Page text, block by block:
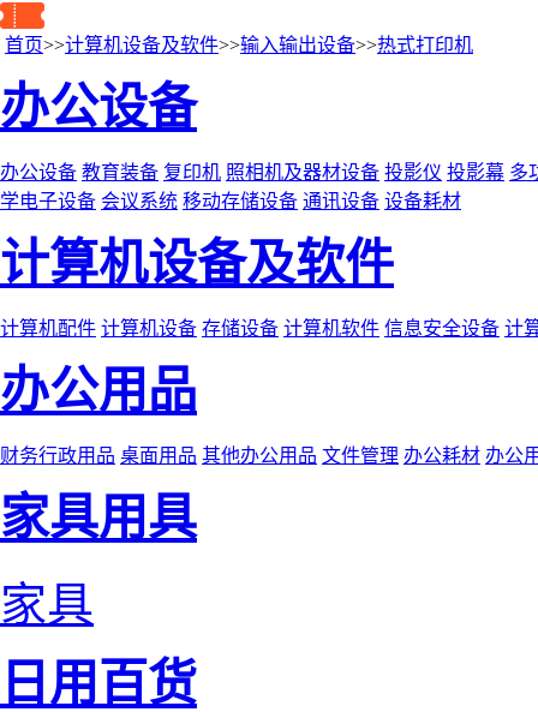
首页>>计算机设备及软件>>输入输出设备>>热式打印机
办公设备
办公设备 教育装备 复印机 照相机及器材设备 投影仪 投影幕 多
学电子设备 会议系统 移动存储设备 通讯设备 设备耗材
计算机设备及软件
计算机配件 计算机设备 存储设备 计算机软件 信息安全设备 计
办公用品
财务行政用品 桌面用品 其他办公用品 文件管理 办公耗材 办公
家具用具
家具
日用百货